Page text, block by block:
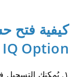
كيفية فتح
IQ Option باستخدام جوجل
١. يُمكنك التسجيل في IQ Option باستخدام حساب